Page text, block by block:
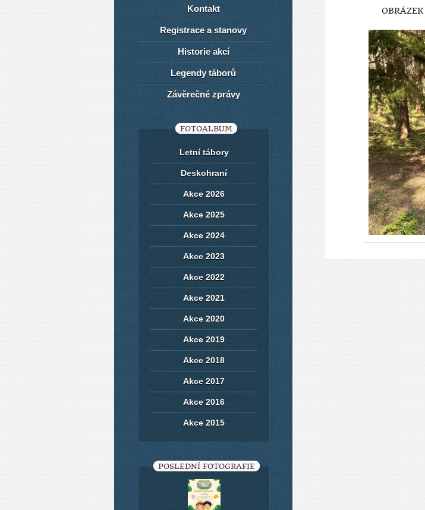
Kontakt
Registrace a stanovy
Historie akcí
Legendy táborů
Závěrečné zprávy
FOTOALBUM
Letní tábory
Deskohraní
Akce 2026
Akce 2025
Akce 2024
Akce 2023
Akce 2022
Akce 2021
Akce 2020
Akce 2019
Akce 2018
Akce 2017
Akce 2016
Akce 2015
POSLEDNÍ FOTOGRAFIE